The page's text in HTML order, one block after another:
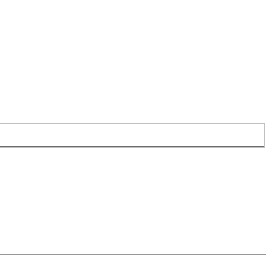
per la sua natura selvaggia, ricca di colori e silenzi.
raggiungibile in pochi minuti di bus dalla stazione
ossia la vecchia strada di valico a serpentina del Gottardo. Si
offre dati costantemente aggiornati.